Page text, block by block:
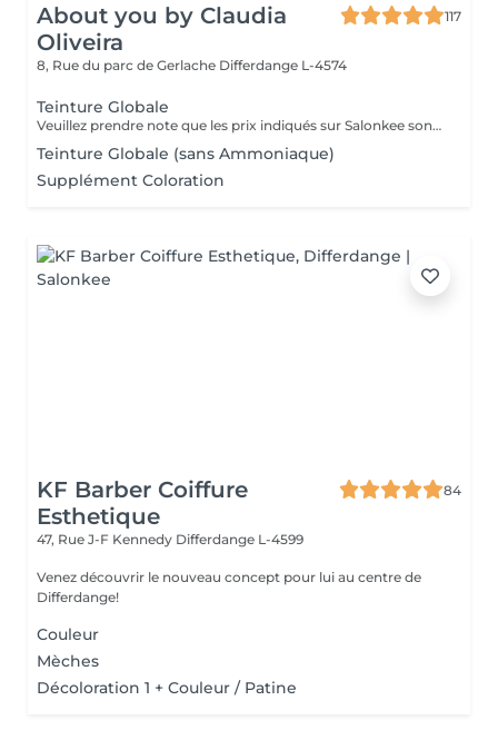
About you by Claudia
Oliveira
117
8, Rue du parc de Gerlache Differdange L-4574
Teinture Globale
Veuillez prendre note que les prix indiqués sur Salonkee sont communiqués à titre informatif et s'entendent de base. Ces derniers sont susceptibles de varier selon le diagnostic réalisé à votre arrivée au salon et l'expertise du professionnel à qui vous confiez votre beauté. Dans tous les cas, un devis précis vous sera proposé et toutes réalisations de prestations seront effectuées avec votre accord. Un grand merci d'avance pour votre compréhension. Au plaisir de vous recevoir très vite.
Teinture Globale (sans Ammoniaque)
Supplément Coloration
KF Barber Coiffure
Esthetique
84
47, Rue J-F Kennedy Differdange L-4599
Venez découvrir le nouveau concept pour lui au centre de
Differdange!
Couleur
Mèches
Décoloration 1 + Couleur / Patine